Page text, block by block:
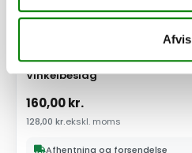
Afvis
Vinkelbeslag
160,00kr.
128,00 kr.ekskl. moms
Afhentning og forsendelse